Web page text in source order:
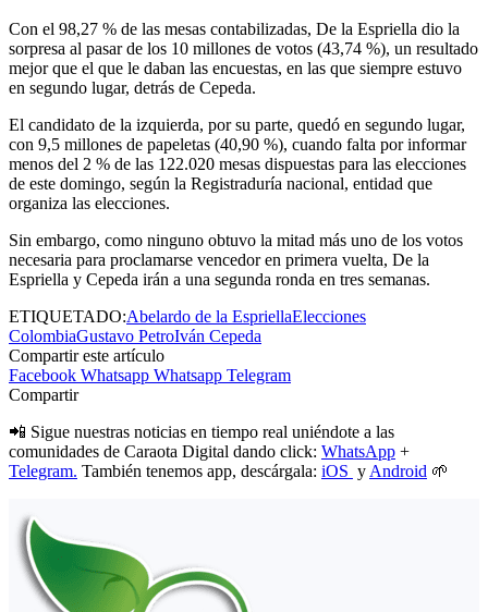
Con el 98,27 % de las mesas contabilizadas, De la Espriella dio la
sorpresa al pasar de los 10 millones de votos (43,74 %), un resultado
mejor que el que le daban las encuestas, en las que siempre estuvo
en segundo lugar, detrás de Cepeda.
El candidato de la izquierda, por su parte, quedó en segundo lugar,
con 9,5 millones de papeletas (40,90 %), cuando falta por informar
menos del 2 % de las 122.020 mesas dispuestas para las elecciones
de este domingo, según la Registraduría nacional, entidad que
organiza las elecciones.
Sin embargo, como ninguno obtuvo la mitad más uno de los votos
necesaria para proclamarse vencedor en primera vuelta, De la
Espriella y Cepeda irán a una segunda ronda en tres semanas.
ETIQUETADO:Abelardo de la EspriellaElecciones
ColombiaGustavo PetroIván Cepeda
Compartir este artículo
Facebook Whatsapp Whatsapp Telegram
Compartir
📲 Sigue nuestras noticias en tiempo real uniéndote a las
comunidades de Caraota Digital dando click: WhatsApp +
Telegram. También tenemos app, descárgala: iOS y Android 🌱